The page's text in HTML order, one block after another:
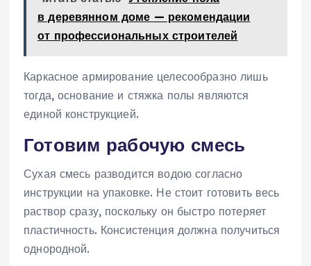
в деревянном доме — рекомендации
от профессиональных строителей
Каркасное армирование целесообразно лишь
тогда, основание и стяжка полы являются
единой конструкцией.
Готовим рабочую смесь
Сухая смесь разводится водою согласно
инструкции на упаковке. Не стоит готовить весь
раствор сразу, поскольку он быстро потеряет
пластичность. Консистенция должна получиться
однородной.